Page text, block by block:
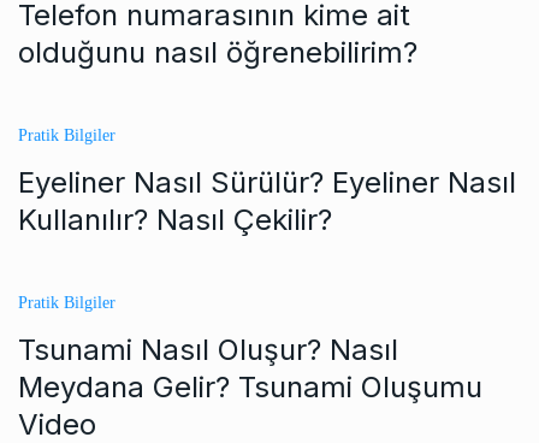
Telefon numarasının kime ait
olduğunu nasıl öğrenebilirim?
Pratik Bilgiler
Eyeliner Nasıl Sürülür? Eyeliner Nasıl
Kullanılır? Nasıl Çekilir?
Pratik Bilgiler
Tsunami Nasıl Oluşur? Nasıl
Meydana Gelir? Tsunami Oluşumu
Video